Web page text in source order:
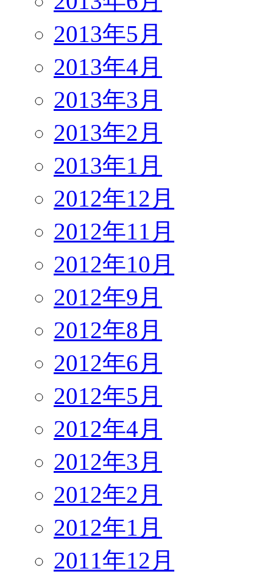
2013年5月
2013年4月
2013年3月
2013年2月
2013年1月
2012年12月
2012年11月
2012年10月
2012年9月
2012年8月
2012年6月
2012年5月
2012年4月
2012年3月
2012年2月
2012年1月
2011年12月